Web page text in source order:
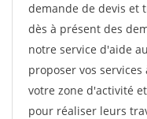
demande de devis et
dès à présent des
notre service d'aide
proposer vos
votre zone d'activité
pour réaliser leurs